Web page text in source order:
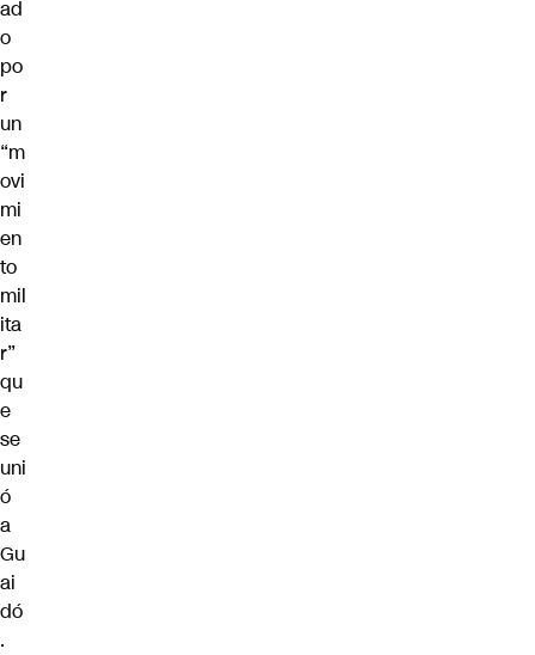
ad
o
po
r
un
“m
ovi
mi
en
to
mil
ita
r”
qu
e
se
uni
ó
a
Gu
ai
dó
.